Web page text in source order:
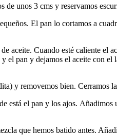
de unos 3 cms y reservamos
El pan lo cortamos a
aceite. Cuando esté caliente el
el pan y dejamos el aceite con
y removemos bien. Cerramos
está el pan y los ajos.
que hemos batido antes.